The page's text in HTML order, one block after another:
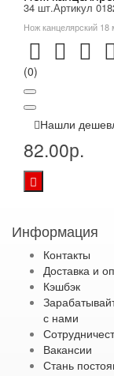
34 шт.Артикул
Нож канцелярский 18
(0)
Нашли
82.00р.
Информация
Контакты
Доставка и
Кэшбэк
с нами
Вакансии
Стань